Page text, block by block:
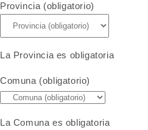
Provincia (obligatorio)
La Provincia es obligatoria
Comuna (obligatorio)
La Comuna es obligatoria